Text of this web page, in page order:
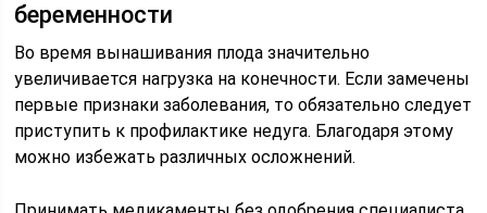
беременности
Во время вынашивания плода значительно
увеличивается нагрузка на конечности. Если замечены
первые признаки заболевания, то обязательно следует
приступить к профилактике недуга. Благодаря этому
можно избежать различных осложнений.